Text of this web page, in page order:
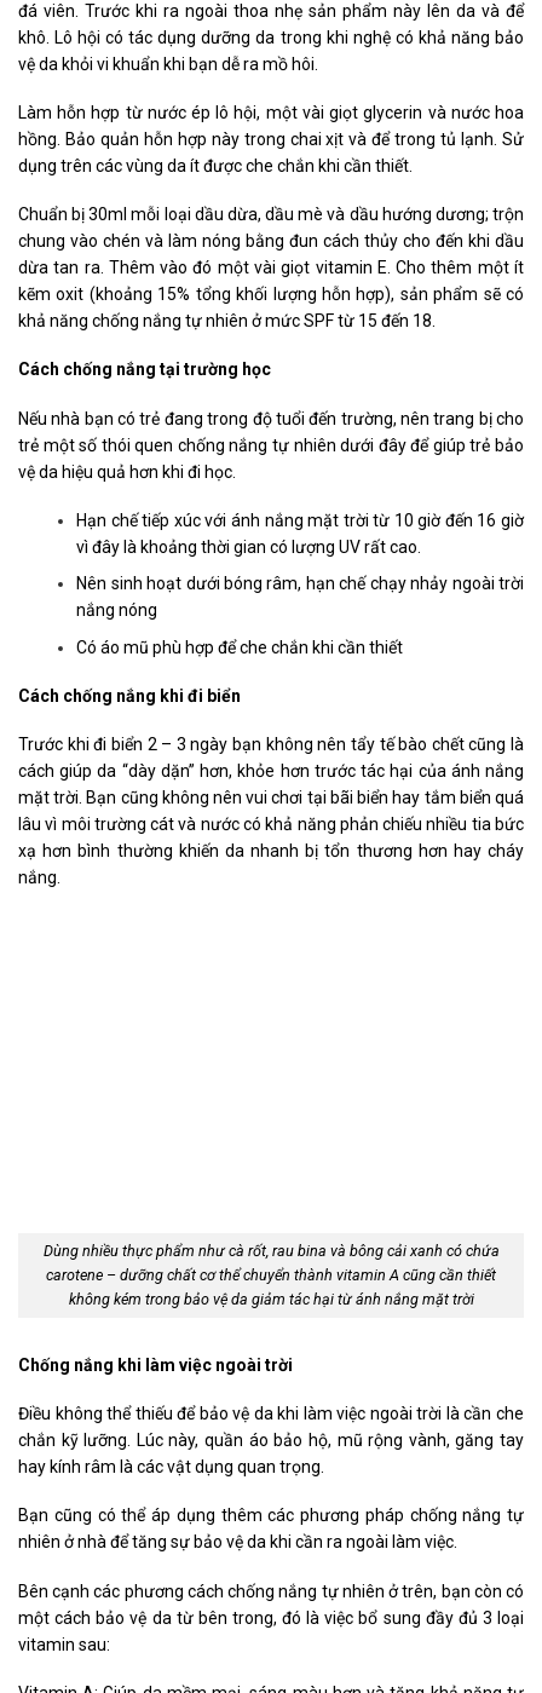
đá viên. Trước khi ra ngoài thoa nhẹ sản phẩm này lên da và để
khô. Lô hội có tác dụng dưỡng da trong khi nghệ có khả năng bảo
vệ da khỏi vi khuẩn khi bạn dễ ra mồ hôi.
Làm hỗn hợp từ nước ép lô hội, một vài giọt glycerin và nước hoa
hồng. Bảo quản hỗn hợp này trong chai xịt và để trong tủ lạnh. Sử
dụng trên các vùng da ít được che chắn khi cần thiết.
Chuẩn bị 30ml mỗi loại dầu dừa, dầu mè và dầu hướng dương; trộn
chung vào chén và làm nóng bằng đun cách thủy cho đến khi dầu
dừa tan ra. Thêm vào đó một vài giọt vitamin E. Cho thêm một ít
kẽm oxit (khoảng 15% tổng khối lượng hỗn hợp), sản phẩm sẽ có
khả năng chống nắng tự nhiên ở mức SPF từ 15 đến 18.
Cách chống nắng tại trường học
Nếu nhà bạn có trẻ đang trong độ tuổi đến trường, nên trang bị cho
trẻ một số thói quen chống nắng tự nhiên dưới đây để giúp trẻ bảo
vệ da hiệu quả hơn khi đi học.
Hạn chế tiếp xúc với ánh nắng mặt trời từ 10 giờ đến 16 giờ
vì đây là khoảng thời gian có lượng UV rất cao.
Nên sinh hoạt dưới bóng râm, hạn chế chạy nhảy ngoài trời
nắng nóng
Có áo mũ phù hợp để che chắn khi cần thiết
Cách chống nắng khi đi biển
Trước khi đi biển 2 – 3 ngày bạn không nên tẩy tế bào chết cũng là
cách giúp da “dày dặn” hơn, khỏe hơn trước tác hại của ánh nắng
mặt trời. Bạn cũng không nên vui chơi tại bãi biển hay tắm biển quá
lâu vì môi trường cát và nước có khả năng phản chiếu nhiều tia bức
xạ hơn bình thường khiến da nhanh bị tổn thương hơn hay cháy
nắng.
Dùng nhiều thực phẩm như cà rốt, rau bina và bông cải xanh có chứa
carotene – dưỡng chất cơ thể chuyển thành vitamin A cũng cần thiết
không kém trong bảo vệ da giảm tác hại từ ánh nắng mặt trời
Chống nắng khi làm việc ngoài trời
Điều không thể thiếu để bảo vệ da khi làm việc ngoài trời là cần che
chắn kỹ lưỡng. Lúc này, quần áo bảo hộ, mũ rộng vành, găng tay
hay kính râm là các vật dụng quan trọng.
Bạn cũng có thể áp dụng thêm các phương pháp chống nắng tự
nhiên ở nhà để tăng sự bảo vệ da khi cần ra ngoài làm việc.
Bên cạnh các phương cách chống nắng tự nhiên ở trên, bạn còn có
một cách bảo vệ da từ bên trong, đó là việc bổ sung đầy đủ 3 loại
vitamin sau: